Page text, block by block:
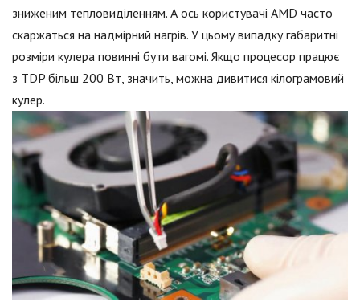
зниженим тепловиділенням. А ось користувачі AMD часто
скаржаться на надмірний нагрів. У цьому випадку габаритні
розміри кулера повинні бути вагомі. Якщо процесор працює
з TDP більш 200 Вт, значить, можна дивитися кілограмовий
кулер.